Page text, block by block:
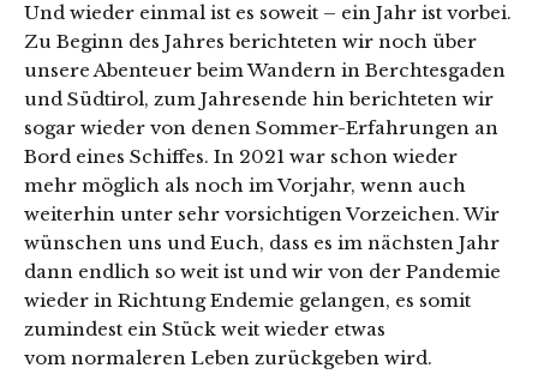
Und wieder einmal ist es soweit – ein Jahr ist vorbei.
Zu Beginn des Jahres berichteten wir noch über
unsere Abenteuer beim Wandern in Berchtesgaden
und Südtirol, zum Jahresende hin berichteten wir
sogar wieder von denen Sommer-Erfahrungen an
Bord eines Schiffes. In 2021 war schon wieder
mehr möglich als noch im Vorjahr, wenn auch
weiterhin unter sehr vorsichtigen Vorzeichen. Wir
wünschen uns und Euch, dass es im nächsten Jahr
dann endlich so weit ist und wir von der Pandemie
wieder in Richtung Endemie gelangen, es somit
zumindest ein Stück weit wieder etwas
vom normaleren Leben zurückgeben wird.